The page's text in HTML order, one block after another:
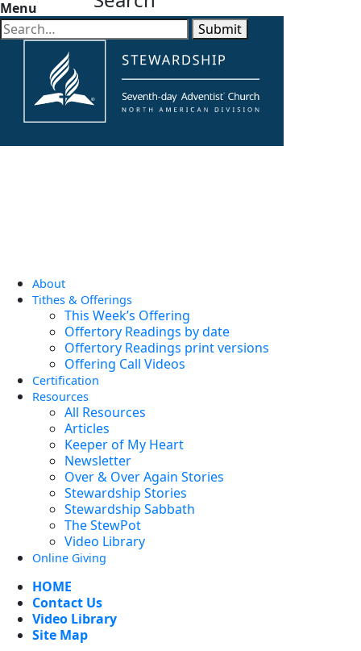
Menu
About
Tithes & Offerings
This Week’s Offering
Offertory Readings by date
Offertory Readings print versions
Offering Call Videos
Certification
Resources
All Resources
Articles
Keeper of My Heart
Newsletter
Over & Over Again Stories
Stewardship Stories
Stewardship Sabbath
The StewPot
Video Library
Online Giving
HOME
Contact Us
Video Library
Site Map
Submit